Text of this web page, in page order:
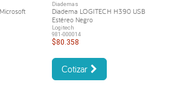
Diademas
Diadema LOGITECH H390 USB
Estéreo Negro
Logitech
981-000014
$80.358
Cotizar